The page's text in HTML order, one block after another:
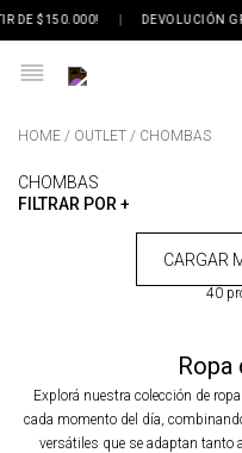
DE $150.000! DEVOLUCIÓN
OUTLET CHOMBAS
CHOMBAS
FILTRAR POR +
40
Ropa
Explorá nuestra colección de
cada momento del día,
versátiles que se adaptan tanto